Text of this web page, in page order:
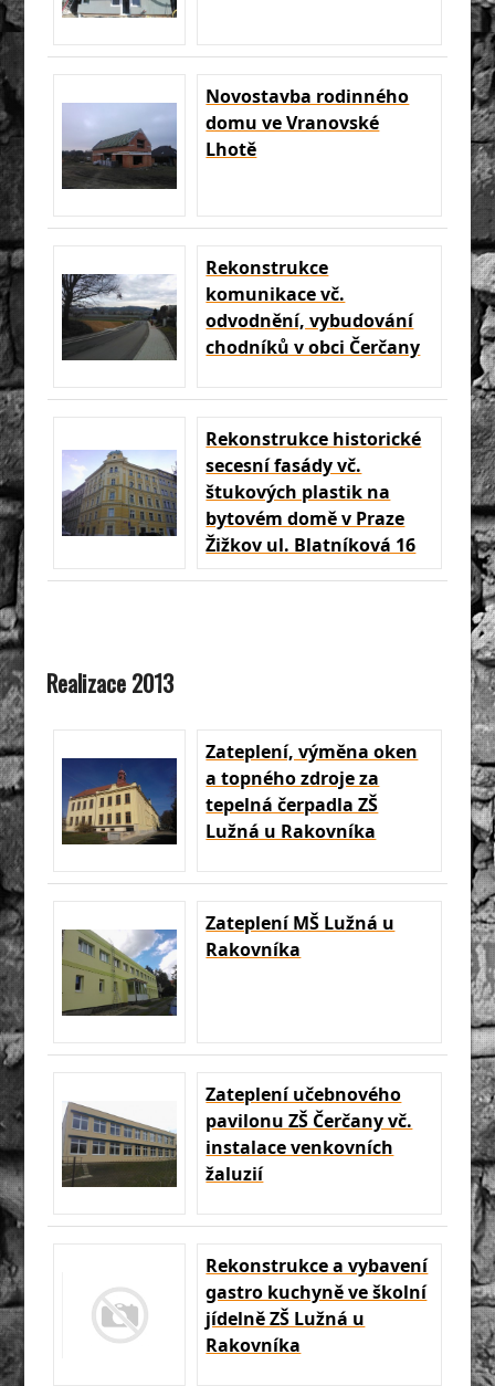
Novostavba rodinného
domu ve Vranovské
Lhotě
Rekonstrukce
komunikace vč.
odvodnění, vybudování
chodníků v obci Čerčany
Rekonstrukce historické
secesní fasády vč.
štukových plastik na
bytovém domě v Praze
Žižkov ul. Blatníková 16
Realizace 2013
Zateplení, výměna oken
a topného zdroje za
tepelná čerpadla ZŠ
Lužná u Rakovníka
Zateplení MŠ Lužná u
Rakovníka
Zateplení učebnového
pavilonu ZŠ Čerčany vč.
instalace venkovních
žaluzií
Rekonstrukce a vybavení
gastro kuchyně ve školní
jídelně ZŠ Lužná u
Rakovníka